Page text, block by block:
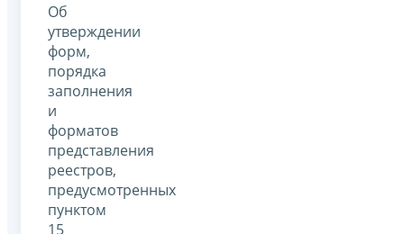
Об
утверждении
форм,
порядка
заполнения
и
форматов
представления
реестров,
предусмотренных
пунктом
15